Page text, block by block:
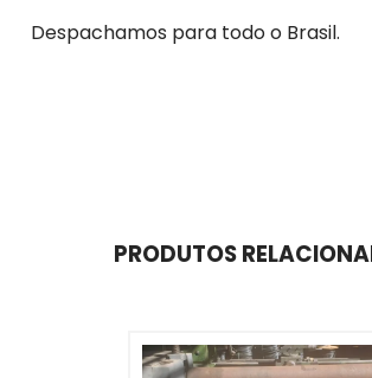
Despachamos para todo o Brasil.
PRODUTOS